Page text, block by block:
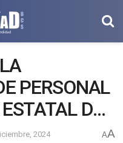
PERSONAL
DE
2024 AA